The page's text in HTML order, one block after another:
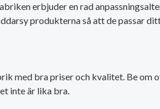
erbjuder en rad
produkterna så att de passar
med bra priser och kvalitet. Be
inte är lika bra.